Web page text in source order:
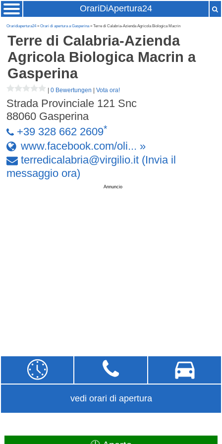
OrariDiApertura24
Oraridiapertura24»Orari di apertura a Gasperina» Terre di Calabria-Azienda Agricola Biologica Macrin
Terre di Calabria-Azienda
Agricola Biologica Macrin a
Gasperina
|0 Bewertungen |Vota ora!
Strada Provinciale 121 Snc
88060 Gasperina
+39 328 662 2609*
www.facebook.com/oli... »
terredicalabria@virgilio.it (Invia il
messaggio ora)
Annuncio
vedi orari di apertura